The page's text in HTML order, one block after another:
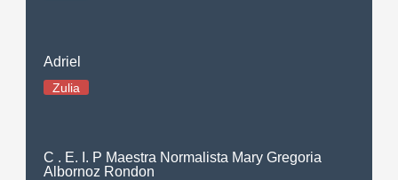
Adriel
Zulia
C . E. I. P Maestra Normalista Mary Gregoria
Albornoz Rondon